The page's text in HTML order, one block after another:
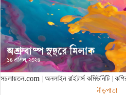
সচলায়তন.com | অনলাইন রাইটার্স কমিউনিটি |
নীড়পাতা